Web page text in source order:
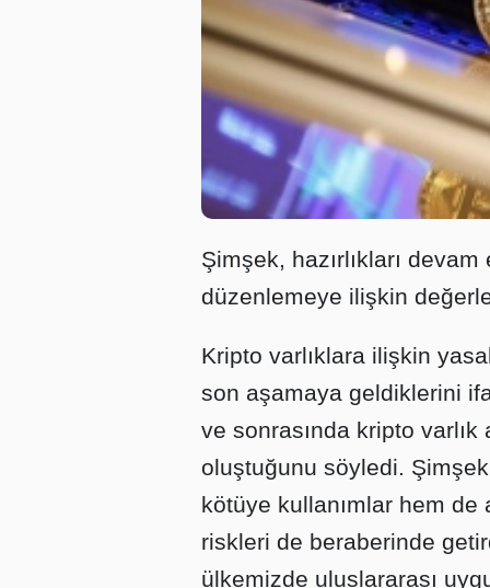
Şimşek, hazırlıkları
düzenlemeye ilişkin
Kripto varlıklara ilişkin
son aşamaya geldiklerini
ve sonrasında kripto varlık
oluştuğunu söyledi.
kötüye kullanımlar hem de
riskleri de beraberinde
ülkemizde uluslararası